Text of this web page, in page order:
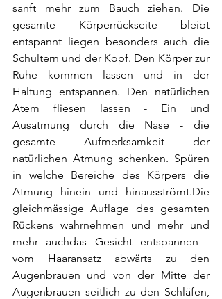
sanft mehr zum Bauch ziehen. Die
gesamte Körperrückseite bleibt
entspannt liegen besonders auch die
Schultern und der Kopf. Den Körper zur
Ruhe kommen lassen und in der
Haltung entspannen. Den natürlichen
Atem fliesen lassen - Ein und
Ausatmung durch die Nase - die
gesamte Aufmerksamkeit der
natürlichen Atmung schenken. Spüren
in welche Bereiche des Körpers die
Atmung hinein und hinausströmt.Die
gleichmässige Auflage des gesamten
Rückens wahrnehmen und mehr und
mehr auchdas Gesicht entspannen -
vom Haaransatz abwärts zu den
Augenbrauen und von der Mitte der
Augenbrauen seitlich zu den Schläfen,